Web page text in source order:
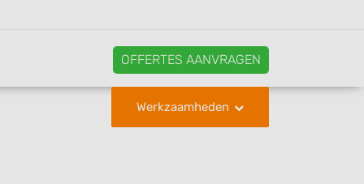
OFFERTES AANVRAGEN
Werkzaamheden